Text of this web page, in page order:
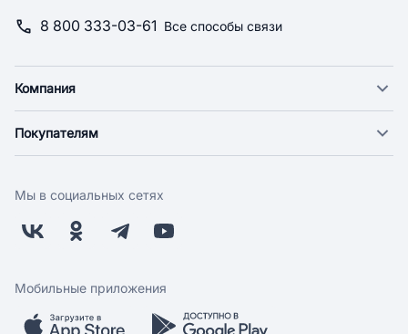
8 800 333-03-61 Все способы связи
Компания
Новости
Поставщикам
Заводчикам
Обратная связь
Покупателям
Оплата
Бонусная программа
Скидки и акции
Мобильное приложение
Мы в социальных сетях
Мобильные приложения